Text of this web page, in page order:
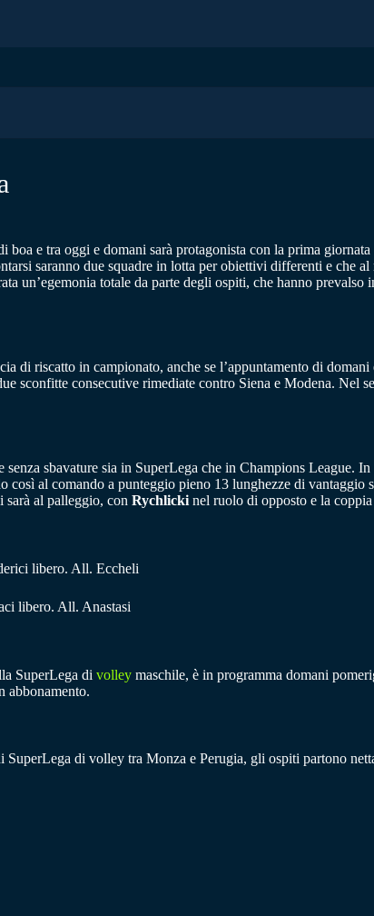
boa e tra oggi e domani sarà protagonista con la prima
saranno due squadre in lotta per obiettivi differenti e che
un’egemonia totale da parte degli ospiti, che hanno
di riscatto in campionato, anche se l’appuntamento di
sconfitte consecutive rimediate contro Siena e Modena. Nel
sbavature sia in SuperLega che in Champions League.
così al comando a punteggio pieno 13 lunghezze di
al palleggio, con Rychlicki nel ruolo di opposto e la
libero. All. Eccheli
libero. All. Anastasi
SuperLega di volley maschile, è in programma domani
abbonamento.
SuperLega di volley tra Monza e Perugia, gli ospiti partono